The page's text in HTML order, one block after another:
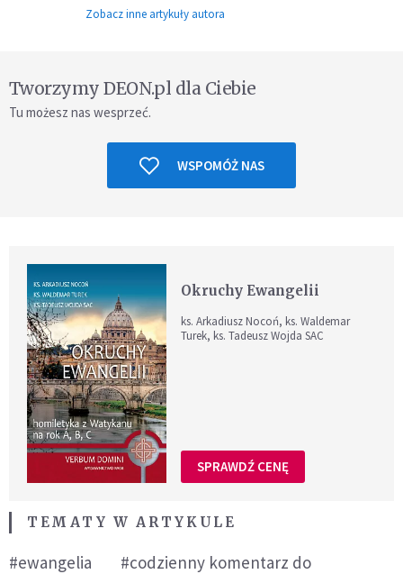
Zobacz inne artykuły autora
Tworzymy DEON.pl dla Ciebie
Tu możesz nas wesprzeć.
WSPOMÓŻ NAS
Okruchy Ewangelii
ks. Arkadiusz Nocoń, ks. Waldemar
Turek, ks. Tadeusz Wojda SAC
SPRAWDŹ CENĘ
TEMATY W ARTYKULE
#ewangelia
#codzienny komentarz do